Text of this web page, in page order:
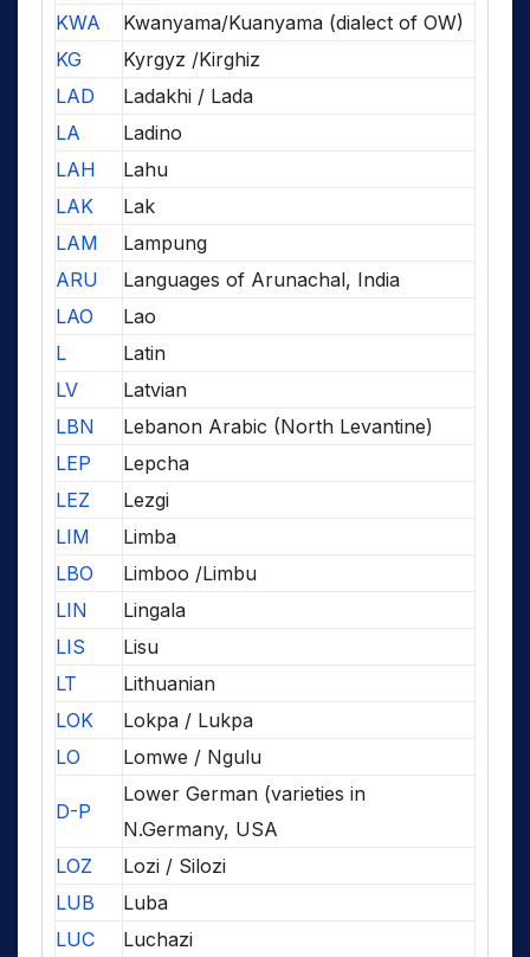
KWA
Kwanyama/Kuanyama (dialect of OW)
KG
Kyrgyz /Kirghiz
LAD
Ladakhi / Lada
LA
Ladino
LAH
Lahu
LAK
Lak
LAM
Lampung
ARU
Languages of Arunachal, India
LAO
Lao
L
Latin
LV
Latvian
LBN
Lebanon Arabic (North Levantine)
LEP
Lepcha
LEZ
Lezgi
LIM
Limba
LBO
Limboo /Limbu
LIN
Lingala
LIS
Lisu
LT
Lithuanian
LOK
Lokpa / Lukpa
LO
Lomwe / Ngulu
D-P
Lower German (varieties in
N.Germany, USA
LOZ
Lozi / Silozi
LUB
Luba
LUC
Luchazi